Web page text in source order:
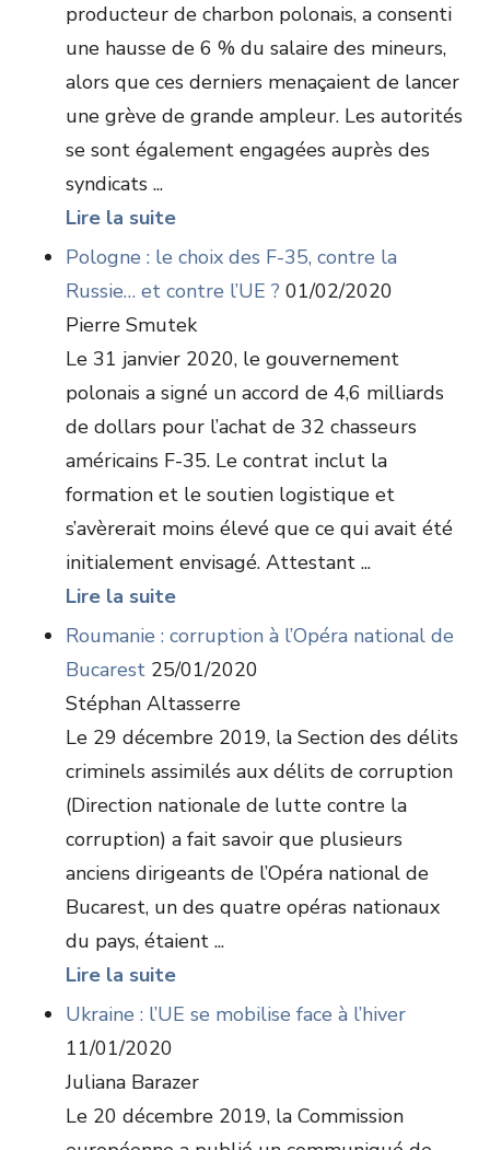
producteur de charbon polonais, a consenti
une hausse de 6 % du salaire des mineurs,
alors que ces derniers menaçaient de lancer
une grève de grande ampleur. Les autorités
se sont également engagées auprès des
syndicats ...
Lire la suite
Pologne : le choix des F-35, contre la
Russie… et contre l’UE ? 01/02/2020
Pierre Smutek
Le 31 janvier 2020, le gouvernement
polonais a signé un accord de 4,6 milliards
de dollars pour l’achat de 32 chasseurs
américains F-35. Le contrat inclut la
formation et le soutien logistique et
s’avèrerait moins élevé que ce qui avait été
initialement envisagé. Attestant ...
Lire la suite
Roumanie : corruption à l’Opéra national de
Bucarest 25/01/2020
Stéphan Altasserre
Le 29 décembre 2019, la Section des délits
criminels assimilés aux délits de corruption
(Direction nationale de lutte contre la
corruption) a fait savoir que plusieurs
anciens dirigeants de l’Opéra national de
Bucarest, un des quatre opéras nationaux
du pays, étaient ...
Lire la suite
Ukraine : l’UE se mobilise face à l’hiver
11/01/2020
Juliana Barazer
Le 20 décembre 2019, la Commission